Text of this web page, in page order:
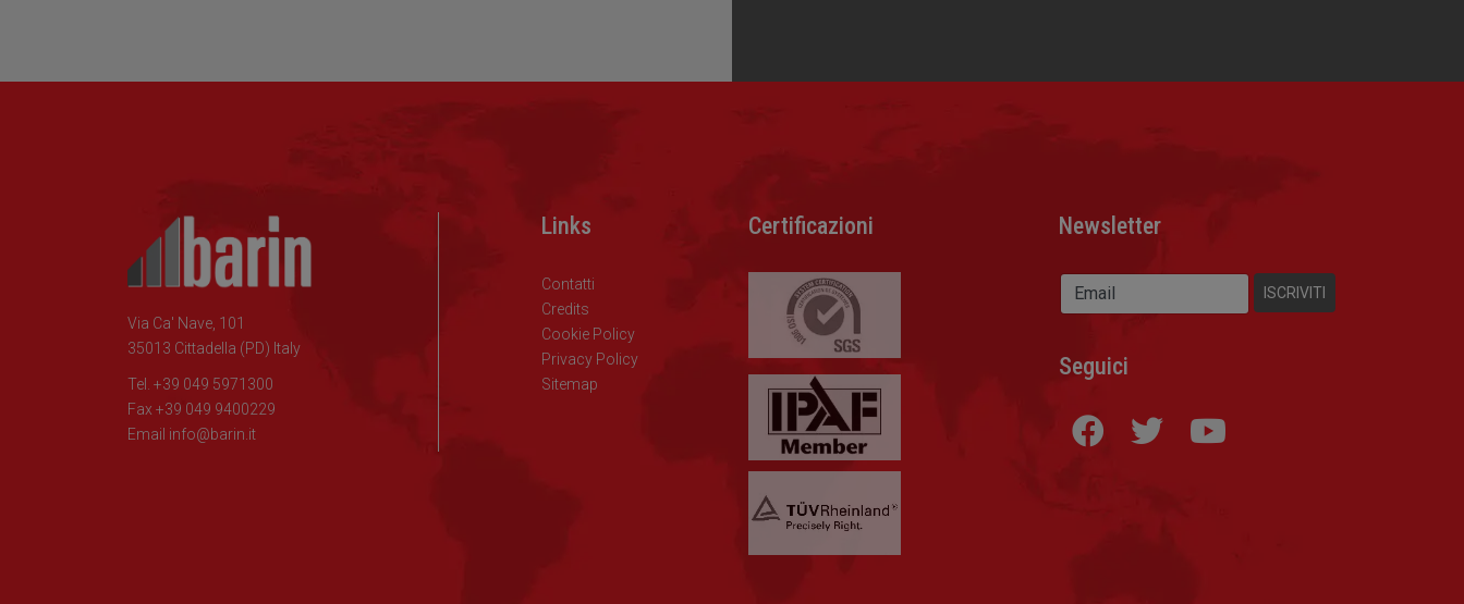
Via Ca' Nave, 101
35013 Cittadella (PD) Italy
Tel. +39 049 5971300
Fax +39 049 9400229
Email info@barin.it
Links
Contatti
Credits
Cookie Policy
Privacy Policy
Sitemap
Certificazioni Newsletter
Seguici